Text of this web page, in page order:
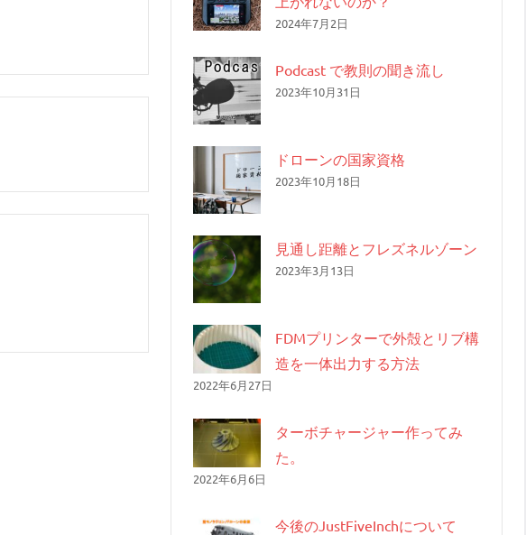
2024年7月2日
Podcast で教則の聞き流し
2023年10月31日
ドローンの国家資格
2023年10月18日
見通し距離とフレズネルゾーン
2023年3月13日
FDMプリンターで外殻とリブ構
造を一体出力する方法
2022年6月27日
ターボチャージャー作ってみ
た。
2022年6月6日
今後のJustFiveInchについて